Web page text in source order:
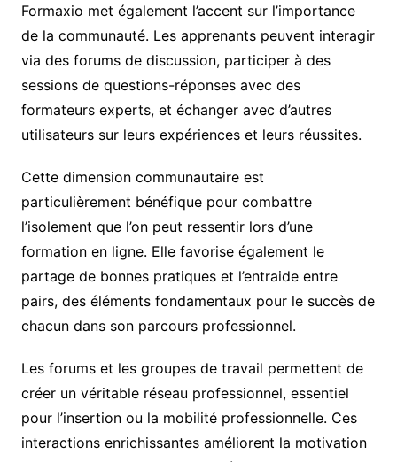
Formaxio met également l’accent sur l’importance
de la communauté. Les apprenants peuvent interagir
via des forums de discussion, participer à des
sessions de questions-réponses avec des
formateurs experts, et échanger avec d’autres
utilisateurs sur leurs expériences et leurs réussites.
Cette dimension communautaire est
particulièrement bénéfique pour combattre
l’isolement que l’on peut ressentir lors d’une
formation en ligne. Elle favorise également le
partage de bonnes pratiques et l’entraide entre
pairs, des éléments fondamentaux pour le succès de
chacun dans son parcours professionnel.
Les forums et les groupes de travail permettent de
créer un véritable réseau professionnel, essentiel
pour l’insertion ou la mobilité professionnelle. Ces
interactions enrichissantes améliorent la motivation